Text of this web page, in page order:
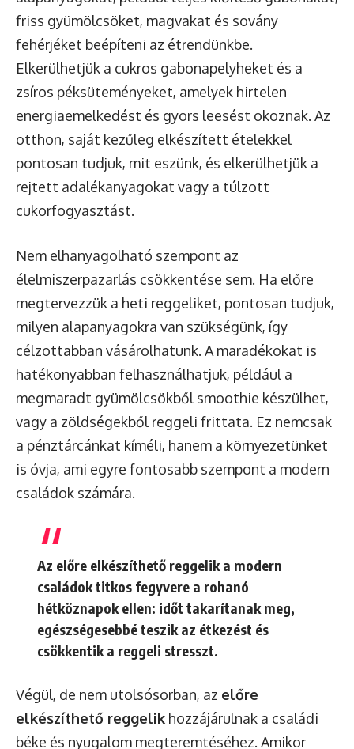
friss gyümölcsöket, magvakat és sovány
fehérjéket beépíteni az étrendünkbe.
Elkerülhetjük a cukros gabonapelyheket és a
zsíros péksüteményeket, amelyek hirtelen
energiaemelkedést és gyors leesést okoznak. Az
otthon, saját kezűleg elkészített ételekkel
pontosan tudjuk, mit eszünk, és elkerülhetjük a
rejtett adalékanyagokat vagy a túlzott
cukorfogyasztást.
Nem elhanyagolható szempont az
élelmiszerpazarlás csökkentése sem. Ha előre
megtervezzük a heti reggeliket, pontosan tudjuk,
milyen alapanyagokra van szükségünk, így
célzottabban vásárolhatunk. A maradékokat is
hatékonyabban felhasználhatjuk, például a
megmaradt gyümölcsökből smoothie készülhet,
vagy a zöldségekből reggeli frittata. Ez nemcsak
a pénztárcánkat kíméli, hanem a környezetünket
is óvja, ami egyre fontosabb szempont a modern
családok számára.
Az előre elkészíthető reggelik a modern
családok titkos fegyvere a rohanó
hétköznapok ellen: időt takarítanak meg,
egészségesebbé teszik az étkezést és
csökkentik a reggeli stresszt.
Végül, de nem utolsósorban, az előre
elkészíthető reggelik hozzájárulnak a családi
béke és nyugalom megteremtéséhez. Amikor